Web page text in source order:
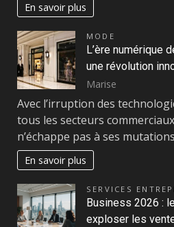
En savoir plus
MODE
L’ère numérique
une révolution
Marise
Avec l’irruption des
tous les secteurs
n’échappe pas à ses
En savoir plus
SERVICES
Business 2026 :
exploser les